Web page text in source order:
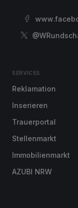
SERVICES
Reklamation
Inserieren
Trauerportal
Stellenmarkt
Immobilienmarkt
AZUBI NRW